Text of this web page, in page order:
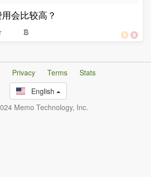
会比较高？
Privacy Terms
Stats
English
Memo Technology, Inc.